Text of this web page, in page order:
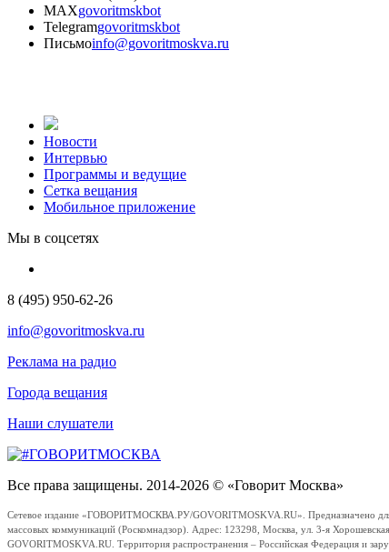
MAXgovoritmskbot
Telegramgovoritmskbot
Письмоinfo@govoritmoskva.ru
Новости
Интервью
Программы и ведущие
Сетка вещания
Мобильное приложение
Мы в соцсетях
8 (495) 950-62-26
info@govoritmoskva.ru
Реклама на радио
Города вещания
Наши слушатели
Все права защищены. 2014-2026 © «Говорит Москва»
Сетевое издание «ГОВОРИТМОСКВА.РУ/GOVORITMOSKVA.RU». Предназначено
массовых коммуникаций (Роскомнадзор). Адрес: 123298, Москва, ул. 3-я
GOVORITMOSKVA.RU. Территория распространения – Российская Федерация и